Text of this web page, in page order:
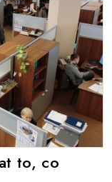
to, co